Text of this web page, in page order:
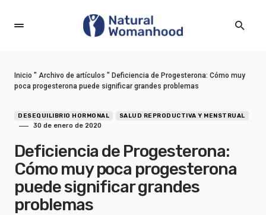
Inicio " Archivo de artículos " Deficiencia de Progesterona: Cómo muy
poca progesterona puede significar grandes problemas
DESEQUILIBRIO HORMONAL SALUD REPRODUCTIVA Y MENSTRUAL
30 de enero de 2020
Deficiencia de Progesterona:
Cómo muy poca progesterona
puede significar grandes
problemas